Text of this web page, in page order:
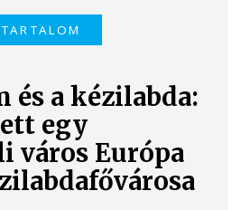
és a kézilabda:
egy
város Európa